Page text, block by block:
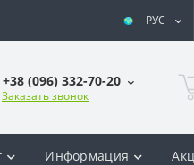
РУС
+38 (096) 332-70-20
Заказать звонок
Информация